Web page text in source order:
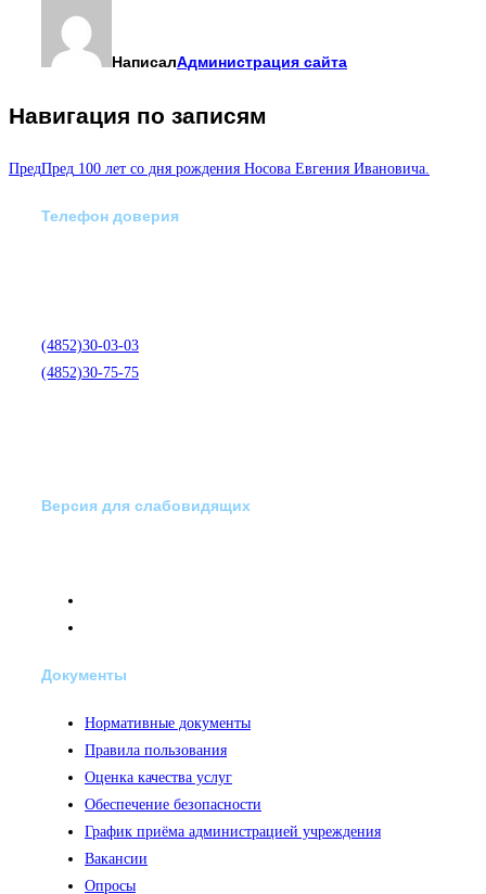
НаписалАдминистрация сайта
Навигация по записям
ПредПред 100 лет со дня рождения Носова Евгения Ивановича.
Телефон доверия
(4852)30-03-03
(4852)30-75-75
Версия для слабовидящих
Документы
Нормативные документы
Правила пользования
Оценка качества услуг
Обеспечение безопасности
График приёма администрацией учреждения
Вакансии
Опросы